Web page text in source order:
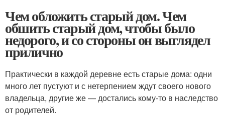
Чем обложить старый дом. Чем
обшить старый дом, чтобы было
недорого, и со стороны он выглядел
прилично
Практически в каждой деревне есть старые дома: одни
много лет пустуют и с нетерпением ждут своего нового
владельца, другие же — достались кому-то в наследство
от родителей.